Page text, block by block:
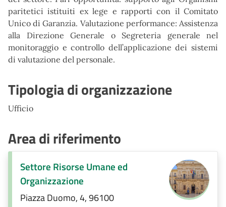
paritetici istituiti ex lege e rapporti con il Comitato
Unico di Garanzia. Valutazione performance: Assistenza
alla Direzione Generale o Segreteria generale nel
monitoraggio e controllo dell’applicazione dei sistemi
di valutazione del personale.
Tipologia di organizzazione
Ufficio
Area di riferimento
Settore Risorse Umane ed
Organizzazione
Piazza Duomo, 4, 96100